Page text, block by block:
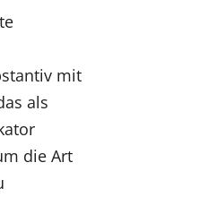
mit
als
die Art